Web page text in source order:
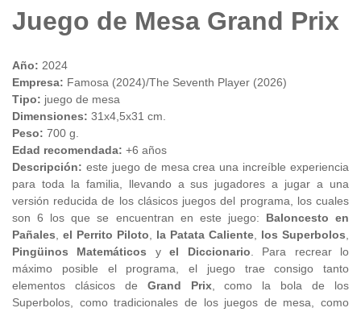
Juego de Mesa Grand Prix
Año: 2024
Empresa: Famosa (2024)/The Seventh Player (2026)
Tipo: juego de mesa
Dimensiones: 31x4,5x31 cm.
Peso: 700 g.
Edad recomendada: +6 años
Descripción: este juego de mesa crea una increíble experiencia
para toda la familia, llevando a sus jugadores a jugar a una
versión reducida de los clásicos juegos del programa, los cuales
son 6 los que se encuentran en este juego: Baloncesto en
Pañales
el Perrito Piloto la Patata Caliente los Superbolos
Pingüinos Matemáticos yel Diccionario . Para recrear lo
máximo posible el programa, el juego trae consigo tanto
elementos clásicos de Grand Prix, como la bola de los
Superbolos, como tradicionales de los juegos de mesa, como